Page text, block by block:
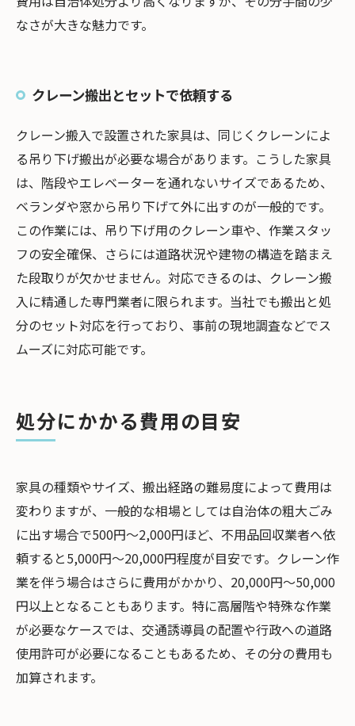
なさが大きな魅力です。
クレーン搬出とセットで依頼する
クレーン搬入で設置された家具は、同じくクレーンによ
る吊り下げ搬出が必要な場合があります。こうした家具
は、階段やエレベーターを通れないサイズであるため、
ベランダや窓から吊り下げて外に出すのが一般的です。
この作業には、吊り下げ用のクレーン車や、作業スタッ
フの安全確保、さらには道路状況や建物の構造を踏まえ
た段取りが欠かせません。対応できるのは、クレーン搬
入に精通した専門業者に限られます。当社でも搬出と処
分のセット対応を行っており、事前の現地調査などでス
ムーズに対応可能です。
処分にかかる費用の目安
家具の種類やサイズ、搬出経路の難易度によって費用は
変わりますが、一般的な相場としては自治体の粗大ごみ
に出す場合で500円～2,000円ほど、不用品回収業者へ依
頼すると5,000円～20,000円程度が目安です。クレーン作
業を伴う場合はさらに費用がかかり、20,000円～50,000
円以上となることもあります。特に高層階や特殊な作業
が必要なケースでは、交通誘導員の配置や行政への道路
使用許可が必要になることもあるため、その分の費用も
加算されます。